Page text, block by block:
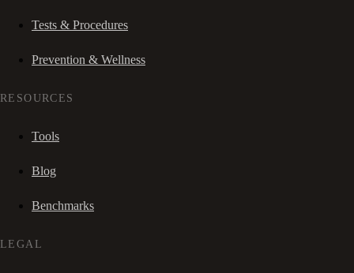
Tests & Procedures
Prevention & Wellness
RESOURCES
Tools
Blog
Benchmarks
LEGAL